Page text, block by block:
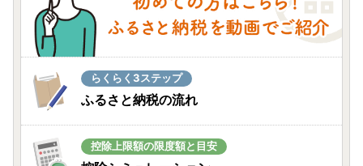
08月07日(金) 16時00分
北海道留萌市
留萌市産 ななつぼし 10kg (5kg×2袋) 令和7年
産 精米
東京都品川区
🍳evercook IH フライパン 26cm🍳
らくらく3ステップ
ふるさと納税の流れ
控除上限額の限度額と目安